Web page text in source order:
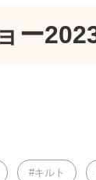
ー
キルト